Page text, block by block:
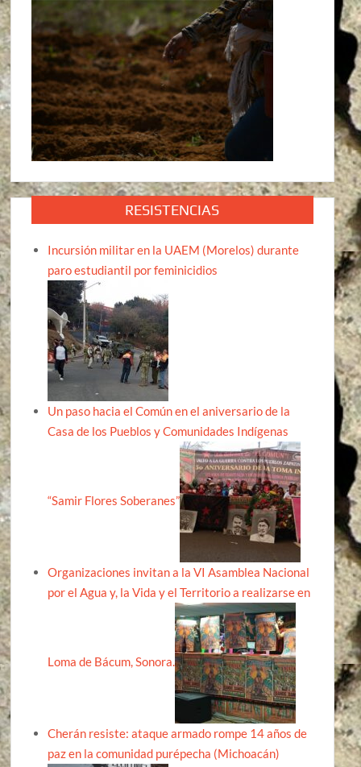
RESISTENCIAS
Incursión militar en la UAEM (Morelos) durante
paro estudiantil por feminicidios
Un paso hacia el Común en el aniversario de la
Casa de los Pueblos y Comunidades Indígenas
“Samir Flores Soberanes”
Organizaciones invitan a la VI Asamblea Nacional
por el Agua y, la Vida y el Territorio a realizarse en
Loma de Bácum, Sonora.
Cherán resiste: ataque armado rompe 14 años de
paz en la comunidad purépecha (Michoacán)